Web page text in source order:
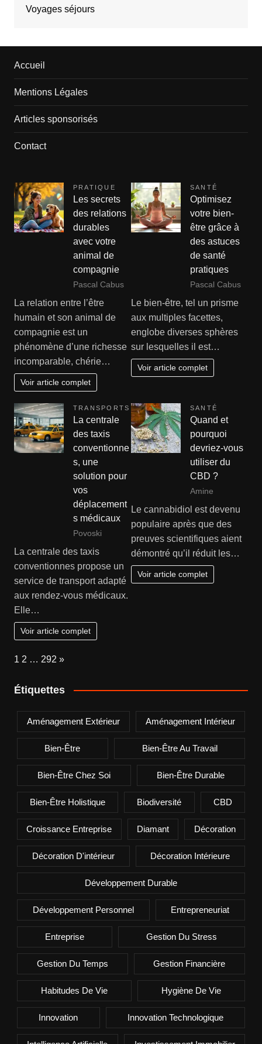
Voyages séjours
Accueil
Mentions Légales
Articles sponsorisés
Contact
PRATIQUE
Les secrets
des relations
durables
avec votre
animal de
compagnie
Pascal Cabus
La relation entre l’être
humain et son animal de
compagnie est un
phénomène d’une richesse
incomparable, chérie…
Voir article complet
SANTÉ
Optimisez
votre bien-
être grâce à
des astuces
de santé
pratiques
Pascal Cabus
Le bien-être, tel un prisme
aux multiples facettes,
englobe diverses sphères
sur lesquelles il est…
Voir article complet
TRANSPORTS
La centrale
des taxis
conventionne
s, une
solution pour
vos
déplacement
s médicaux
Povoski
La centrale des taxis
conventionnes propose un
service de transport adapté
aux rendez-vous médicaux.
Elle…
Voir article complet
SANTÉ
Quand et
pourquoi
devriez-vous
utiliser du
CBD ?
Amine
Le cannabidiol est devenu
populaire après que des
preuves scientifiques aient
démontré qu’il réduit les…
Voir article complet
Page:
1 2 … 292 Next
»
Étiquettes
Aménagement Extérieur Aménagement Intérieur
Bien-Être Bien-Être Au Travail
Bien-Être Chez Soi Bien-Être Durable
Bien-Être Holistique Biodiversité CBD
Croissance Entreprise Diamant Décoration
Décoration D'intérieur Décoration Intérieure
Développement Durable
Développement Personnel Entrepreneuriat
Entreprise Gestion Du Stress
Gestion Du Temps Gestion Financière
Habitudes De Vie Hygiène De Vie
Innovation Innovation Technologique